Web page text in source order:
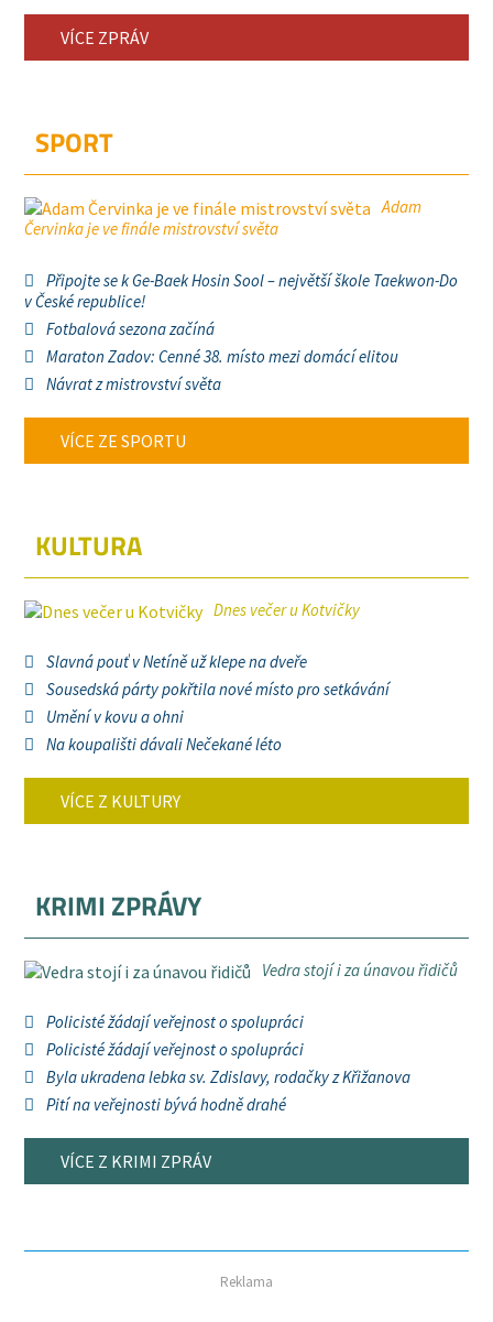
VÍCE ZPRÁV
SPORT
Adam
Červinka je ve finále mistrovství světa
Připojte se k Ge-Baek Hosin Sool – největší škole Taekwon-Do
v České republice!
Fotbalová sezona začíná
Maraton Zadov: Cenné 38. místo mezi domácí elitou
Návrat z mistrovství světa
VÍCE ZE SPORTU
KULTURA
Dnes večer u Kotvičky
Slavná pouť v Netíně už klepe na dveře
Sousedská párty pokřtila nové místo pro setkávání
Umění v kovu a ohni
Na koupališti dávali Nečekané léto
VÍCE Z KULTURY
KRIMI ZPRÁVY
Vedra stojí i za únavou řidičů
Policisté žádají veřejnost o spolupráci
Policisté žádají veřejnost o spolupráci
Byla ukradena lebka sv. Zdislavy, rodačky z Křižanova
Pití na veřejnosti bývá hodně drahé
VÍCE Z KRIMI ZPRÁV
Reklama